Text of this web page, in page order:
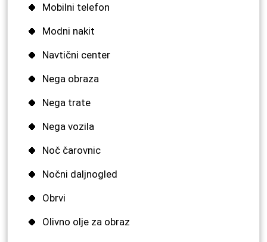
Mobilni telefon
Modni nakit
Navtični center
Nega obraza
Nega trate
Nega vozila
Noč čarovnic
Nočni daljnogled
Obrvi
Olivno olje za obraz